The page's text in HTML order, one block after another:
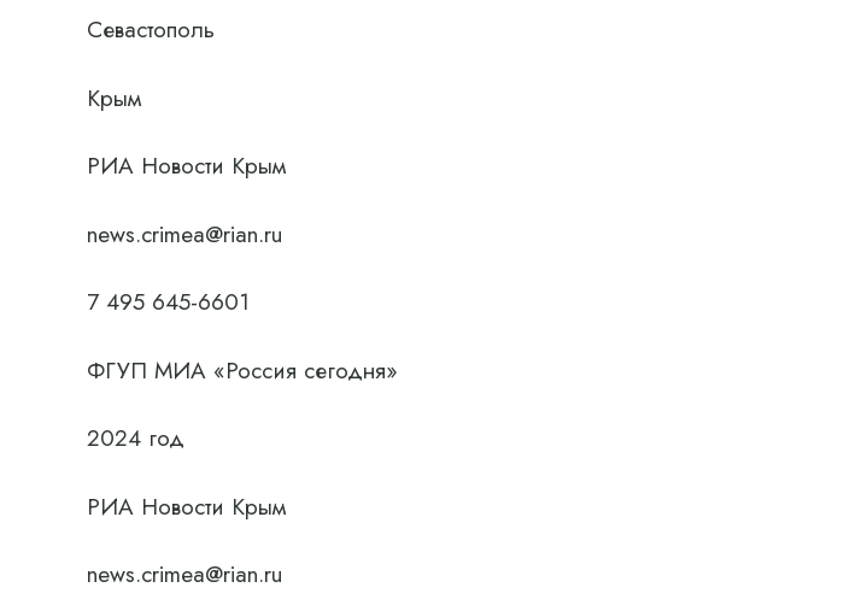
Севастополь
Крым
РИА Новости Крым
news.crimea@rian.ru
7 495 645-6601
ФГУП МИА «Россия сегодня»
2024 год
РИА Новости Крым
news.crimea@rian.ru